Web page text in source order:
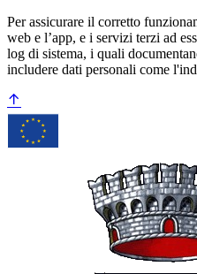
Per assicurare il corretto
web e l’app, e i servizi terzi ad
log di sistema, i quali
includere dati personali come